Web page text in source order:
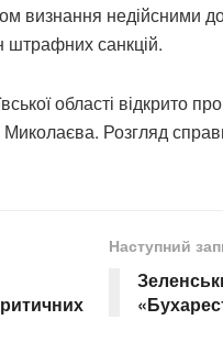
визнання недійсними
штрафних санкцій.
області відкрито
Розгляд
Наступний